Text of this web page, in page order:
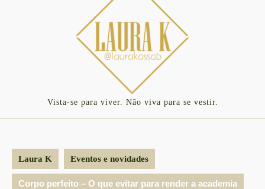
Vista-se para viver. Não viva para se vestir.
Laura K Eventos e novidades
Corpo perfeito – O que evitar para render a academia